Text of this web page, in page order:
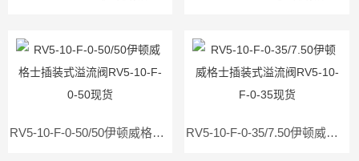
RV5-10-F-0-50/50伊顿威格士插装式溢流阀RV5-10-F-0-50现货 RV5-10-F-0-35/7.50伊顿威格士插装式溢流阀RV5-10-F-0-35现货